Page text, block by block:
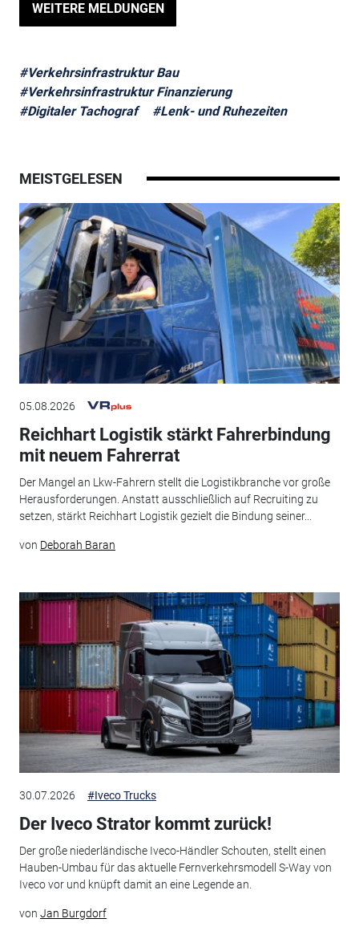
WEITERE MELDUNGEN
#Verkehrsinfrastruktur Bau
#Verkehrsinfrastruktur Finanzierung
#Digitaler Tachograf
#Lenk- und Ruhezeiten
MEISTGELESEN
05.08.2026
Reichhart Logistik stärkt Fahrerbindung
mit neuem Fahrerrat
Der Mangel an Lkw-Fahrern stellt die Logistikbranche vor große
Herausforderungen. Anstatt ausschließlich auf Recruiting zu
setzen, stärkt Reichhart Logistik gezielt die Bindung seiner...
von Deborah Baran
30.07.2026 #Iveco Trucks
Der Iveco Strator kommt zurück!
Der große niederländische Iveco-Händler Schouten, stellt einen
Hauben-Umbau für das aktuelle Fernverkehrsmodell S-Way von
Iveco vor und knüpft damit an eine Legende an.
von Jan Burgdorf